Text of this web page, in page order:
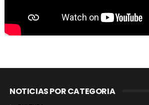
NOTICIAS POR CATEGORIA